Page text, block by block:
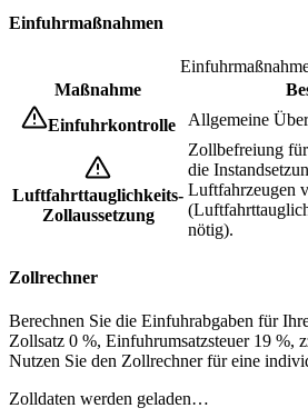
Einfuhrmaßnahmen
Maßnahme
Einfuhrkontrolle
Allgemeine
Luftfahrttauglichkeits-
Zollaussetzung
Zollbefreiung
die
Luftfahrzeugen
nötig).
Zollrechner
Berechnen Sie die Einfuhrabgaben für
Zollsatz 0 %, Einfuhrumsatzsteuer 19 %,
Nutzen Sie den Zollrechner für eine
Zolldaten werden geladen…